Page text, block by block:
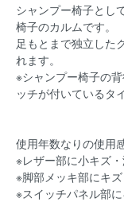
シャンプー椅子とし
椅子のカルムです。
足もとまで独立した
れます。
※シャンプー椅子の
ッチが付いているタ
使用年数なりの使用
※レザー部に小キズ・
※脚部メッキ部にキズ
※スイッチパネル部に